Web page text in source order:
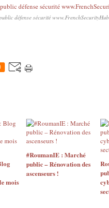
défense sécurité
mois
#RoumanIE : Marché
public – Rénovation des
ascenseurs !